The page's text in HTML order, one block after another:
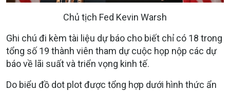
Chủ tịch Fed Kevin Warsh
Ghi chú đi kèm tài liệu dự báo cho biết chỉ có 18 trong
tổng số 19 thành viên tham dự cuộc họp nộp các dự
báo về lãi suất và triển vọng kinh tế.
Do biểu đồ dot plot được tổng hợp dưới hình thức ẩn